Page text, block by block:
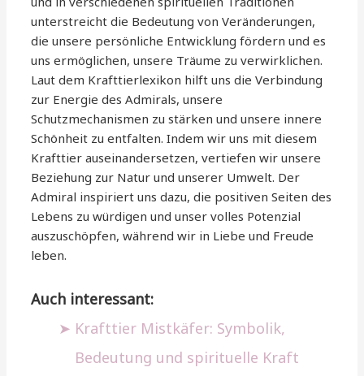
unterstreicht die Bedeutung von Veränderungen,
die unsere persönliche Entwicklung fördern und es
uns ermöglichen, unsere Träume zu verwirklichen.
Laut dem Krafttierlexikon hilft uns die Verbindung
zur Energie des Admirals, unsere
Schutzmechanismen zu stärken und unsere innere
Schönheit zu entfalten. Indem wir uns mit diesem
Krafttier auseinandersetzen, vertiefen wir unsere
Beziehung zur Natur und unserer Umwelt. Der
Admiral inspiriert uns dazu, die positiven Seiten des
Lebens zu würdigen und unser volles Potenzial
auszuschöpfen, während wir in Liebe und Freude
leben.
Auch interessant:
Krafttier Mistkäfer: Symbolik,
Bedeutung und spirituelle Kraft